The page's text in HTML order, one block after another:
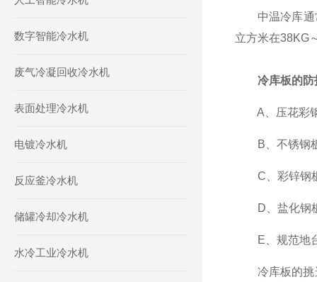
数字智能冷水机
废气冷凝回收冷水机
表面处理冷水机
电镀冷水机
反应釜冷水机
储罐冷却冷水机
水冷工业冷水机
中温冷库通常
立方米在38KG
冷库板的
A、压花彩钢
B、不锈钢板
C、彩锌钢
D、盐化钢
E、规范地台
冷库板的挑选